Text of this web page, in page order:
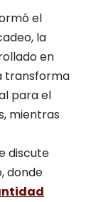
el
la
en
transforma
para el
mientras
discute
donde